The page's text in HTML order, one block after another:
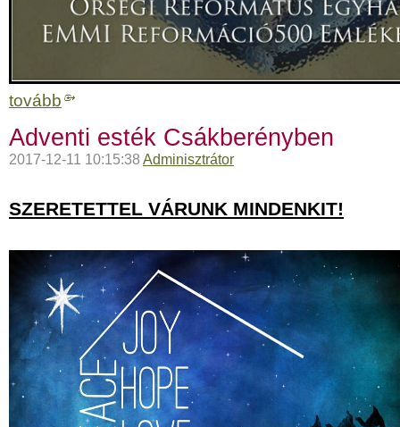
tovább
Adventi esték Csákberényben
2017-12-11 10:15:38 Adminisztrátor
SZERETETTEL VÁRUNK MINDENKIT!